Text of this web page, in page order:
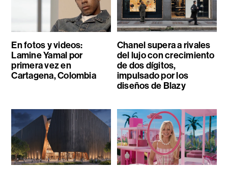
En fotos y videos:
Lamine Yamal por
primera vez en
Cartagena, Colombia
Chanel supera a rivales
del lujo con crecimiento
de dos dígitos,
impulsado por los
diseños de Blazy